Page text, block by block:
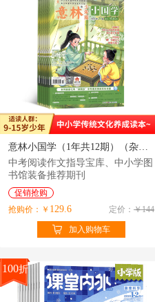
意林小国学（1年共12期）（杂志订阅）
中考阅读作文指导宝库、中小学图
书馆装备推荐期刊
促销抢购
抢购价：￥ 129.6 定价： ￥144
加入购物车
100折